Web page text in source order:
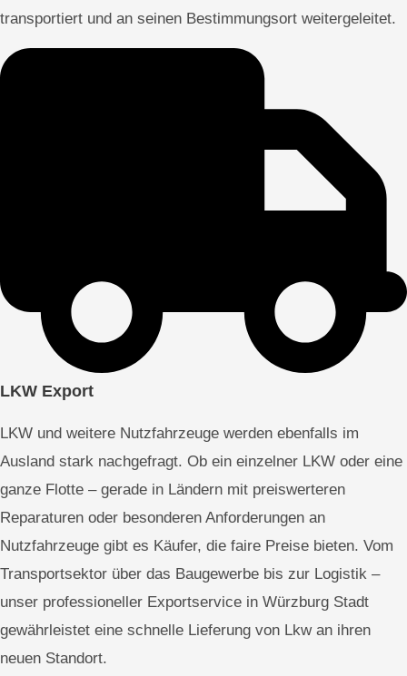
transportiert und an seinen Bestimmungsort weitergeleitet.
LKW Export
LKW und weitere Nutzfahrzeuge werden ebenfalls im
Ausland stark nachgefragt. Ob ein einzelner LKW oder eine
ganze Flotte – gerade in Ländern mit preiswerteren
Reparaturen oder besonderen Anforderungen an
Nutzfahrzeuge gibt es Käufer, die faire Preise bieten. Vom
Transportsektor über das Baugewerbe bis zur Logistik –
unser professioneller Exportservice in Würzburg Stadt
gewährleistet eine schnelle Lieferung von Lkw an ihren
neuen Standort.